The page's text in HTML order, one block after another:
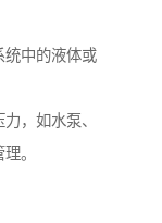
统中的液体或
，如水泵、
。